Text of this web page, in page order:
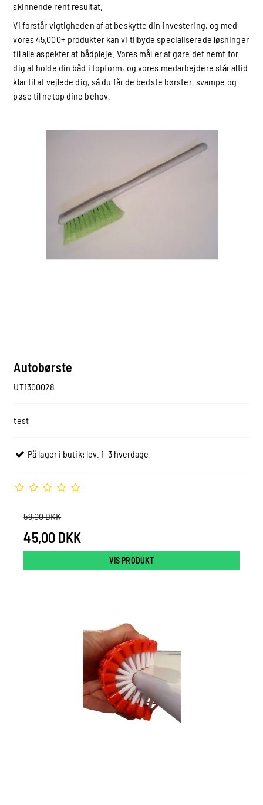
skinnende rent resultat.
Vi forstår vigtigheden af at beskytte din investering, og med
vores 45.000+ produkter kan vi tilbyde specialiserede løsninger
til alle aspekter af bådpleje. Vores mål er at gøre det nemt for
dig at holde din båd i topform, og vores medarbejdere står altid
klar til at vejlede dig, så du får de bedste børster, svampe og
pøse til netop dine behov.
Autobørste
UT1300028
test
På lager i butik: lev. 1-3 hverdage
59,00 DKK
45,00 DKK
VIS PRODUKT